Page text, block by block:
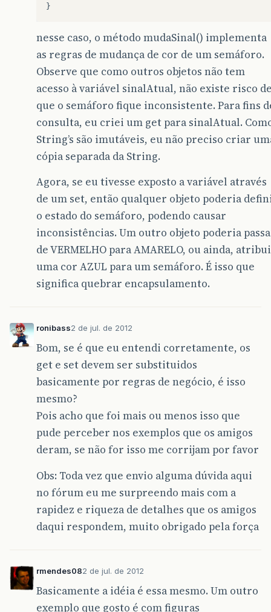
}
nesse caso, o método mudaSinal() implementa
as regras de mudança de cor de um semáforo.
Observe que como outros objetos não tem
acesso à variável sinalAtual, não existe risco
que o semáforo fique inconsistente. Para fins
consulta, eu criei um get para sinalAtual.
String’s são imutáveis, eu não preciso criar
cópia separada da String.
Agora, se eu tivesse exposto a variável através
de um set, então qualquer objeto poderia
o estado do semáforo, podendo causar
inconsistências. Um outro objeto poderia
de VERMELHO para AMARELO, ou ainda,
uma cor AZUL para um semáforo. É isso que
significa quebrar encapsulamento.
ronibass2 de jul. de 2012
Bom, se é que eu entendi corretamente, os
get e set devem ser substituidos
basicamente por regras de negócio, é isso
mesmo?
Pois acho que foi mais ou menos isso que
pude perceber nos exemplos que os amigos
deram, se não for isso me corrijam por favor
Obs: Toda vez que envio alguma dúvida aqui
no fórum eu me surpreendo mais com a
rapidez e riqueza de detalhes que os amigos
daqui respondem, muito obrigado pela força
rmendes082 de jul. de 2012
Basicamente a idéia é essa mesmo. Um outro
exemplo que gosto é com figuras